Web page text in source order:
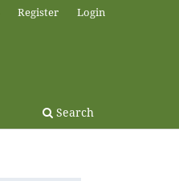
Search
Register Login